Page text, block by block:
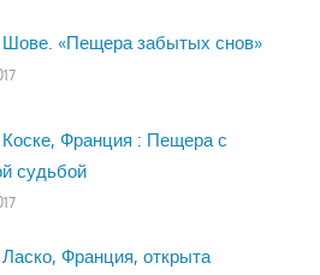
Шове. «Пещера забытых снов»
Коске, Франция : Пещера с
судьбой
Франция, открыта